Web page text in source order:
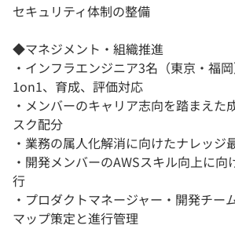
セキュリティ体制の整備
◆マネジメント・組織推進
・インフラエンジニア3名（東京・福岡
1on1、育成、評価対応
・メンバーのキャリア志向を踏まえた
スク配分
・業務の属人化解消に向けたナレッジ
・開発メンバーのAWSスキル向上に向
行
・プロダクトマネージャー・開発チー
マップ策定と進行管理